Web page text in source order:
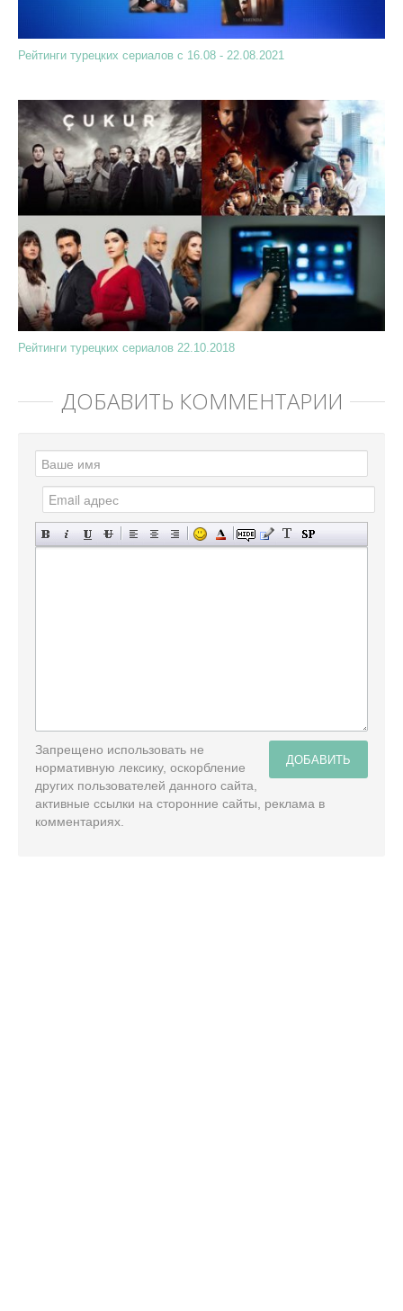
Рейтинги турецких сериалов с 16.08 - 22.08.2021
Рейтинги турецких сериалов 22.10.2018
ДОБАВИТЬ КОММЕНТАРИЙ
ДОБАВИТЬ
Запрещено использовать не
нормативную лексику, оскорбление
других пользователей данного сайта,
активные ссылки на сторонние сайты, реклама в
комментариях.